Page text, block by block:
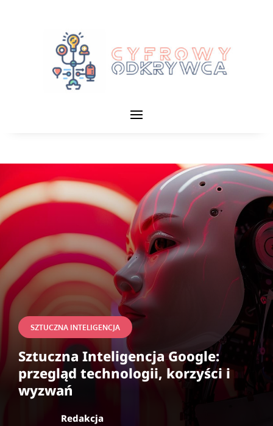
SZTUCZNA INTELIGENCJA
Sztuczna Inteligencja Google:
przegląd technologii, korzyści i
wyzwań
Redakcja